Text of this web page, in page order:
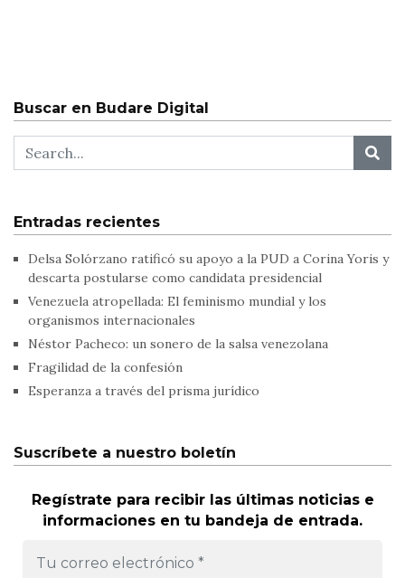
Buscar en Budare Digital
Entradas recientes
Delsa Solórzano ratificó su apoyo a la PUD a Corina Yoris y
descarta postularse como candidata presidencial
Venezuela atropellada: El feminismo mundial y los
organismos internacionales
Néstor Pacheco: un sonero de la salsa venezolana
Fragilidad de la confesión
Esperanza a través del prisma jurídico
Suscríbete a nuestro boletín
Regístrate para recibir las últimas noticias e
informaciones en tu bandeja de entrada.